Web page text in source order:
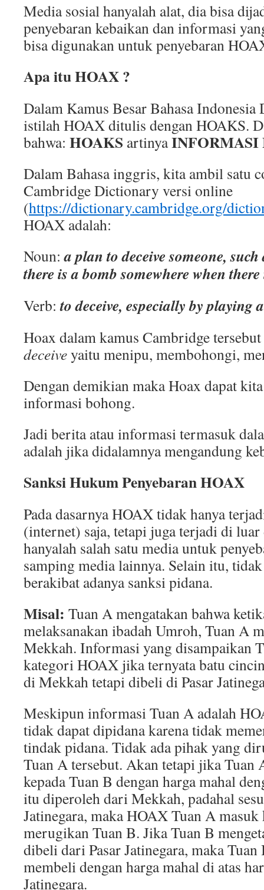
Media sosial hanyalah alat, dia bisa
penyebaran kebaikan dan informasi
bisa digunakan untuk penyebaran
Apa itu HOAX ?
Dalam Kamus Besar Bahasa
istilah HOAX ditulis dengan HOAKS.
bahwa: HOAKS artinyaINFORMASI
Dalam Bahasa inggris, kita ambil satu
Cambridge Dictionary versi online
(https://dictionary.cambridge.org/
HOAX adalah:
Noun:a plan to deceive someone,
there is a bomb somewhere when
Verb:to deceive, especially by playing
Hoax dalam kamus Cambridge
deceiveyaitu menipu, membohongi,
Dengan demikian maka Hoax dapat
informasi bohong.
Jadi berita atau informasi termasuk
adalah jika didalamnya mengandung
Sanksi Hukum Penyebaran HOAX
Pada dasarnya HOAX tidak hanya
(internet) saja, tetapi juga terjadi di
hanyalah salah satu media untuk
samping media lainnya. Selain itu,
berakibat adanya sanksi pidana.
Misal: Tuan A mengatakan bahwa
melaksanakan ibadah Umroh, Tuan A
Mekkah. Informasi yang disampaikan
kategori HOAX jika ternyata batu
di Mekkah tetapi dibeli di Pasar
Meskipun informasi Tuan A adalah
tidak dapat dipidana karena tidak
tindak pidana. Tidak ada pihak yang
Tuan A tersebut. Akan tetapi jika Tuan
kepada Tuan B dengan harga mahal
itu diperoleh dari Mekkah, padahal
Jatinegara, maka HOAX Tuan A
merugikan Tuan B. Jika Tuan B
dibeli dari Pasar Jatinegara, maka
membeli dengan harga mahal di atas
Jatinegara.